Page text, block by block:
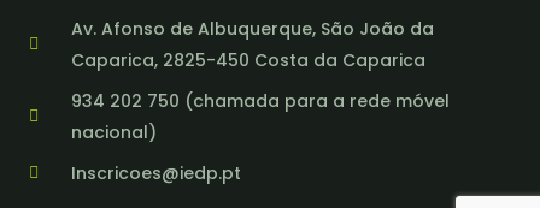
Av. Afonso de Albuquerque, São João da
Caparica, 2825-450 Costa da Caparica
934 202 750 (chamada para a rede móvel
nacional)
Inscricoes@iedp.pt